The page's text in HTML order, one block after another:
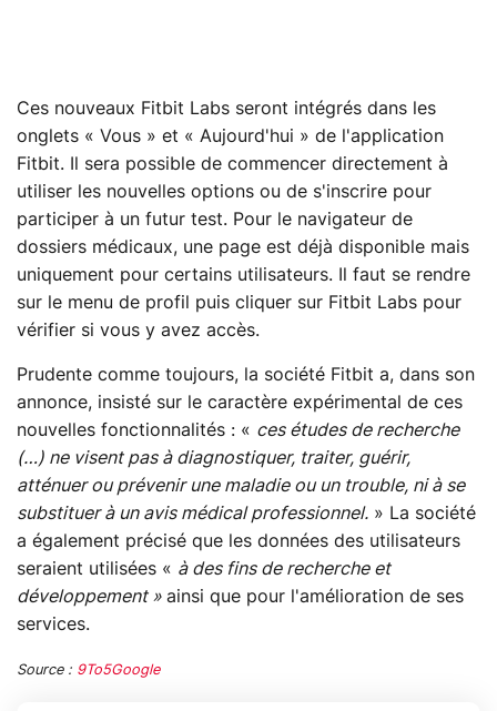
Ces nouveaux Fitbit Labs seront intégrés dans les
onglets « Vous » et « Aujourd'hui » de l'application
Fitbit. Il sera possible de commencer directement à
utiliser les nouvelles options ou de s'inscrire pour
participer à un futur test. Pour le navigateur de
dossiers médicaux, une page est déjà disponible mais
uniquement pour certains utilisateurs. Il faut se rendre
sur le menu de profil puis cliquer sur Fitbit Labs pour
vérifier si vous y avez accès.
Prudente comme toujours, la société Fitbit a, dans son
annonce, insisté sur le caractère expérimental de ces
nouvelles fonctionnalités : « ces études de recherche
(…) ne visent pas à diagnostiquer, traiter, guérir,
atténuer ou prévenir une maladie ou un trouble, ni à se
substituer à un avis médical professionnel. » La société
a également précisé que les données des utilisateurs
seraient utilisées « à des fins de recherche et
développement » ainsi que pour l'amélioration de ses
services.
Source : 9To5Google